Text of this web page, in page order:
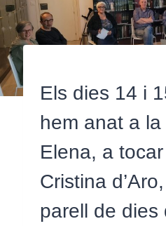
Els dies 14 i
hem anat a
Elena, a
Cristina
parell de dies